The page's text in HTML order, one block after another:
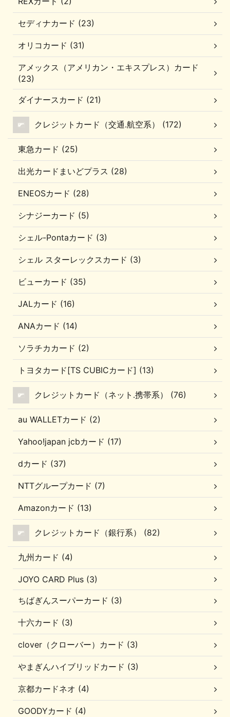
セディナカード (23)
オリコカード (31)
アメックス（アメリカン・エキスプレス）カード
(23)
ダイナースカード (21)
クレジットカード（交通.航空系） (172)
東急カード (25)
出光カードまいどプラス (28)
ENEOSカード (28)
シナジーカード (5)
シェル-Pontaカード (3)
シェル スターレックスカード (3)
ビューカード (35)
JALカード (16)
ANAカード (14)
ソラチカカード (2)
トヨタカード[TS CUBICカード] (13)
クレジットカード（ネット.携帯系） (76)
au WALLETカード (2)
Yahoo!japan jcbカード (17)
dカード (37)
NTTグループカード (7)
Amazonカード (13)
クレジットカード（銀行系） (82)
九州カード (4)
JOYO CARD Plus (3)
ちばぎんスーパーカード (3)
十六カード (3)
clover（クローバー）カード (3)
やまぎんハイブリッドカード (3)
京都カードネオ (4)
GOODYカード (4)